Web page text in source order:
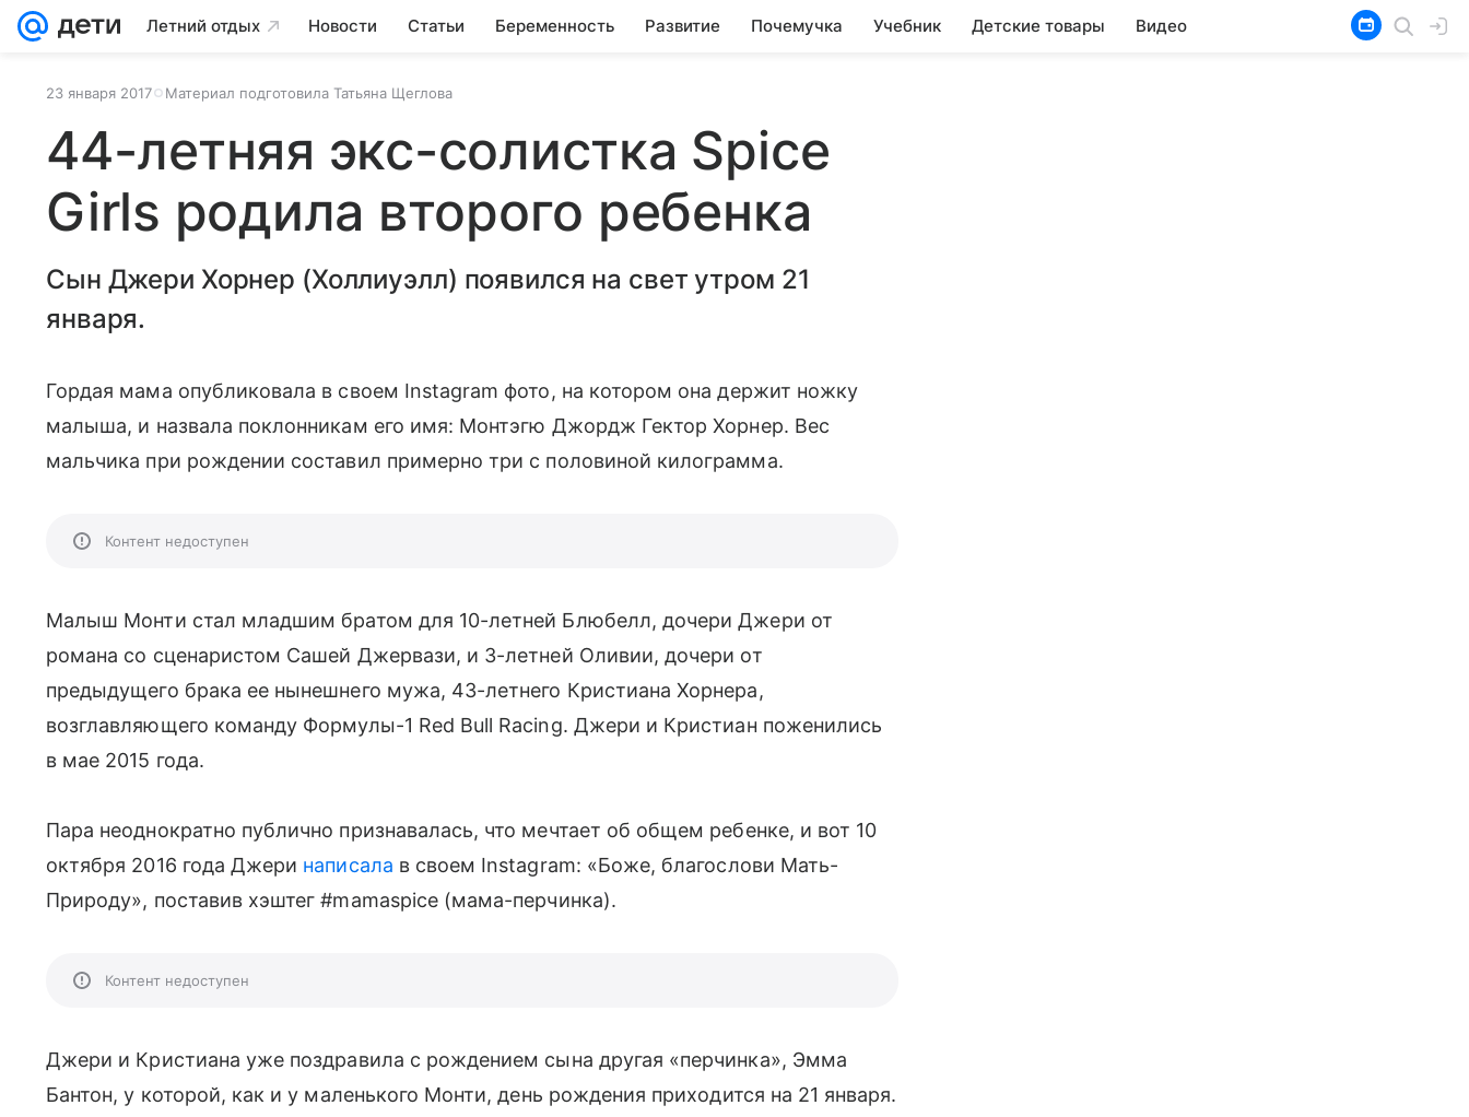
Летний отдых Новости Статьи Беременность Развитие Почемучка Учебник Детские товары Видео
23 января 2017 Материал подготовила Татьяна Щеглова
44-летняя экс-солистка Spice
Girls родила второго ребенка
Сын Джери Хорнер (Холлиуэлл) появился на свет утром 21
января.
Гордая мама опубликовала в своем Instagram фото, на котором она держит ножку
малыша, и назвала поклонникам его имя: Монтэгю Джордж Гектор Хорнер. Вес
мальчика при рождении составил примерно три с половиной килограмма.
Контент недоступен
Малыш Монти стал младшим братом для 10-летней Блюбелл, дочери Джери от
романа со сценаристом Сашей Джервази, и 3-летней Оливии, дочери от
предыдущего брака ее нынешнего мужа, 43-летнего Кристиана Хорнера,
возглавляющего команду Формулы-1 Red Bull Racing. Джери и Кристиан поженились
в мае 2015 года.
Пара неоднократно публично признавалась, что мечтает об общем ребенке, и вот 10
октября 2016 года Джери написала в своем Instagram: «Боже, благослови Мать-
Природу», поставив хэштег #mamaspice (мама-перчинка).
Контент недоступен
Джери и Кристиана уже поздравила с рождением сына другая «перчинка», Эмма
Бантон, у которой, как и у маленького Монти, день рождения приходится на 21 января.